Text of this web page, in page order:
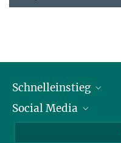
Schnelleinstieg
Alumni
Social Media